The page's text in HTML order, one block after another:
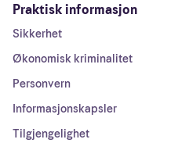
Praktisk informasjon
Sikkerhet
Økonomisk kriminalitet
Personvern
Informasjonskapsler
Tilgjengelighet